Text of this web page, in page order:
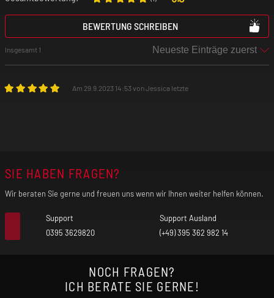
Bildschirm: TFT Touch-Farb-Display
Betrieben durch: 2 x 18650er Akkuzellen (nicht im
BEWERTUNG SCHREIBEN
Insgesamt 1
Am 29.9.2023 14:53 von Jessica letzte
SIE HABEN FRAGEN?
Wir beraten Sie gerne und freuen uns wenn wir Ihnen weiter helfen können.
Support
0395 3629820
Support Ausland
(+49) 395 362 982 14
NOCH FRAGEN?
ICH BERATE SIE GERNE!